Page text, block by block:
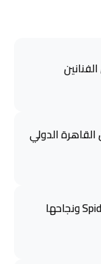
الدولي
عودة Spider-Man: Brand New Day ونجاحها